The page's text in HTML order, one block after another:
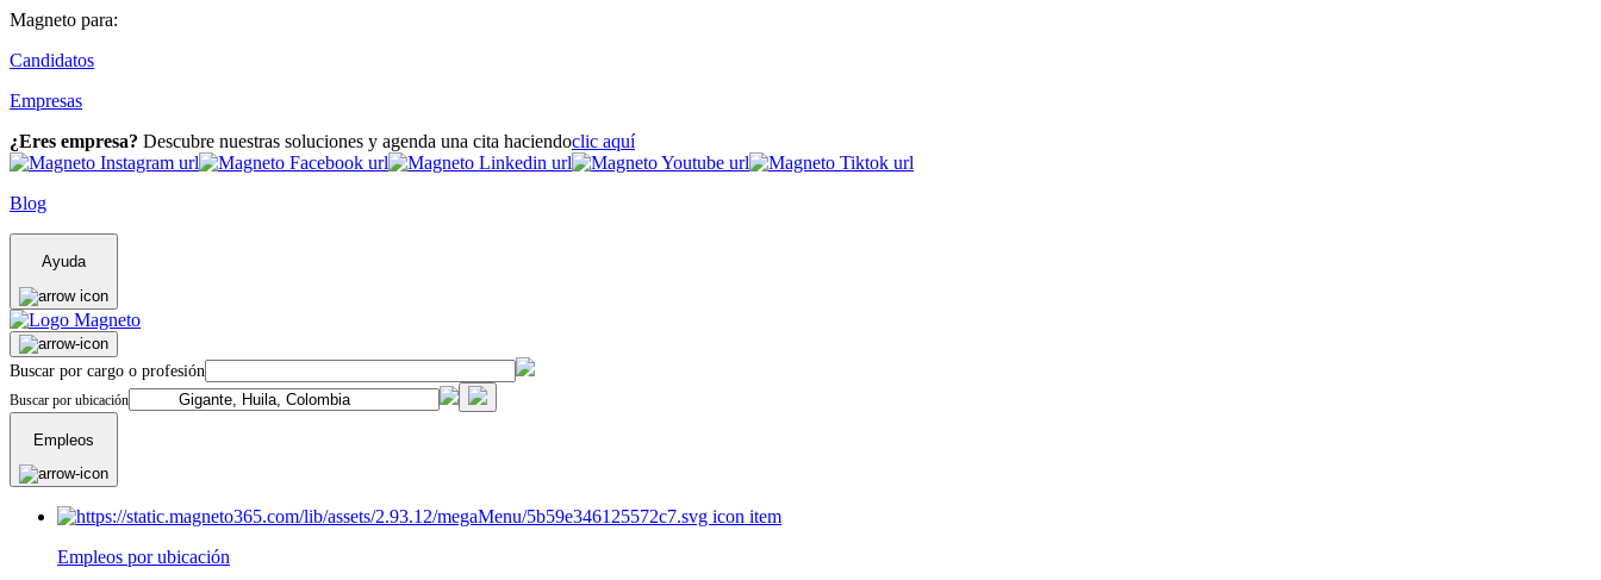
Magneto para:
Candidatos
Empresas
¿Eres empresa? Descubre nuestras soluciones y agenda una cita haciendoclic aquí
Blog
Ayuda
Buscar por cargo o profesión
Buscar por ubicación
Empleos
Empleos por ubicación